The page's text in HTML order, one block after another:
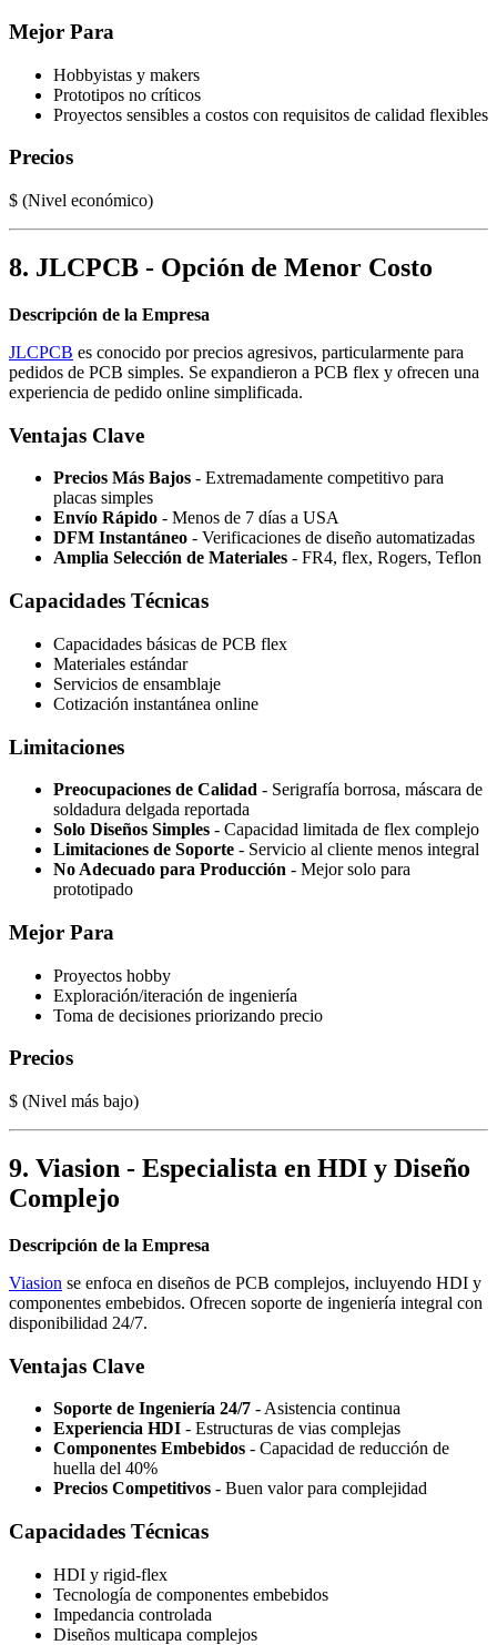
Mejor Para
Hobbyistas y makers
Prototipos no críticos
Proyectos sensibles a costos con requisitos de calidad flexibles
Precios
$ (Nivel económico)
8. JLCPCB - Opción de Menor Costo
Descripción de la Empresa
JLCPCB es conocido por precios agresivos, particularmente para
pedidos de PCB simples. Se expandieron a PCB flex y ofrecen una
experiencia de pedido online simplificada.
Ventajas Clave
Precios Más Bajos - Extremadamente competitivo para
placas simples
Envío Rápido - Menos de 7 días a USA
DFM Instantáneo - Verificaciones de diseño automatizadas
Amplia Selección de Materiales - FR4, flex, Rogers, Teflon
Capacidades Técnicas
Capacidades básicas de PCB flex
Materiales estándar
Servicios de ensamblaje
Cotización instantánea online
Limitaciones
Preocupaciones de Calidad - Serigrafía borrosa, máscara de
soldadura delgada reportada
Solo Diseños Simples - Capacidad limitada de flex complejo
Limitaciones de Soporte - Servicio al cliente menos integral
No Adecuado para Producción - Mejor solo para
prototipado
Mejor Para
Proyectos hobby
Exploración/iteración de ingeniería
Toma de decisiones priorizando precio
Precios
$ (Nivel más bajo)
9. Viasion - Especialista en HDI y Diseño
Complejo
Descripción de la Empresa
Viasion se enfoca en diseños de PCB complejos, incluyendo HDI y
componentes embebidos. Ofrecen soporte de ingeniería integral con
disponibilidad 24/7.
Ventajas Clave
Soporte de Ingeniería 24/7 - Asistencia continua
Experiencia HDI - Estructuras de vias complejas
Componentes Embebidos - Capacidad de reducción de
huella del 40%
Precios Competitivos - Buen valor para complejidad
Capacidades Técnicas
HDI y rigid-flex
Tecnología de componentes embebidos
Impedancia controlada
Diseños multicapa complejos